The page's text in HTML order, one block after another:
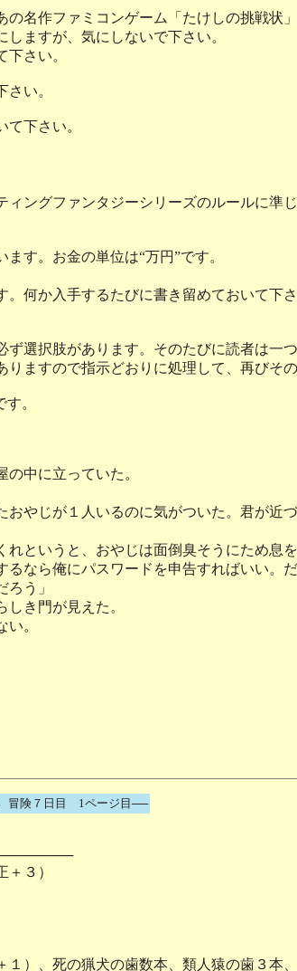
名作ファミコンゲーム「たけしの挑戦状
ますが、気にしないで下さい。
さい。
い。
下さい。
ングファンタジーシリーズのルールに準
す。お金の単位は“万円”です。
何か入手するたびに書き留めておいて下さ
選択肢があります。そのたびに読者は一つ
ますので指示どおりに処理して、再びその
。
中に立っていた。
やじが１人いるのに気がついた。君が近
というと、おやじは面倒臭そうにため息を
るなら俺にパスワードを申告すればいい。
う」
き門が見えた。
。
冒険７日目 1ページ目──
３）
、死の猟犬の歯数本、類人猿の歯３本、